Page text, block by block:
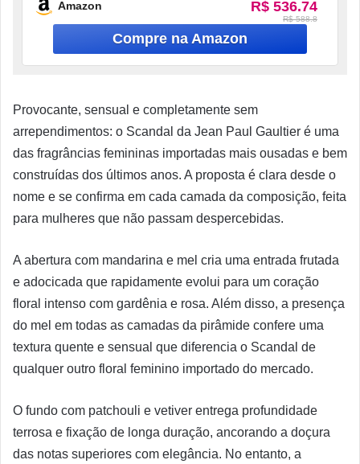
Amazon R$ 536.74
R$ 588.8
Provocante, sensual e completamente sem
arrependimentos: o Scandal da Jean Paul Gaultier é uma
das fragrâncias femininas importadas mais ousadas e bem
construídas dos últimos anos. A proposta é clara desde o
nome e se confirma em cada camada da composição, feita
para mulheres que não passam despercebidas.
A abertura com mandarina e mel cria uma entrada frutada
e adocicada que rapidamente evolui para um coração
floral intenso com gardênia e rosa. Além disso, a presença
do mel em todas as camadas da pirâmide confere uma
textura quente e sensual que diferencia o Scandal de
qualquer outro floral feminino importado do mercado.
O fundo com patchouli e vetiver entrega profundidade
terrosa e fixação de longa duração, ancorando a doçura
das notas superiores com elegância. No entanto, a